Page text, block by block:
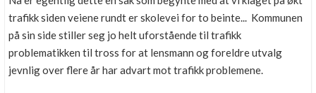
trafikk siden veiene rundt er skolevei for to beinte... Kommunen
på sin side stiller seg jo helt uforstående til trafikk
problematikken til tross for at lensmann og foreldre utvalg
jevnlig over flere år har advart mot trafikk problemene.